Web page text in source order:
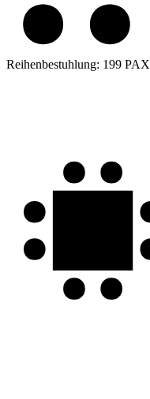
Reihenbestuhlung: 199 PAX